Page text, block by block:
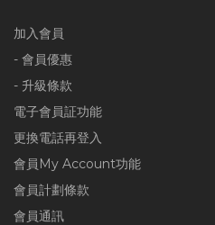
加入會員
- 會員優惠
- 升級條款
電子會員証功能
更換電話再登入
會員My Account功能
會員計劃條款
會員通訊